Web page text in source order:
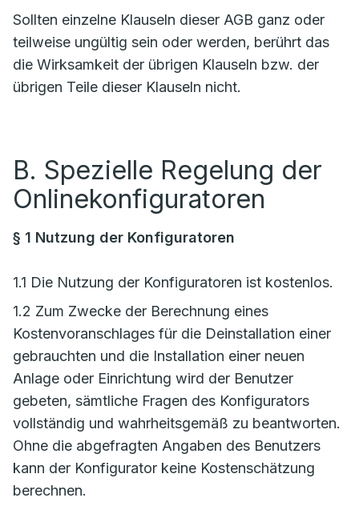
Sollten einzelne Klauseln dieser AGB ganz oder
teilweise ungültig sein oder werden, berührt das
die Wirksamkeit der übrigen Klauseln bzw. der
übrigen Teile dieser Klauseln nicht.
B. Spezielle Regelung der
Onlinekonfiguratoren
§ 1 Nutzung der Konfiguratoren
1.1 Die Nutzung der Konfiguratoren ist kostenlos.
1.2 Zum Zwecke der Berechnung eines
Kostenvoranschlages für die Deinstallation einer
gebrauchten und die Installation einer neuen
Anlage oder Einrichtung wird der Benutzer
gebeten, sämtliche Fragen des Konfigurators
vollständig und wahrheitsgemäß zu beantworten.
Ohne die abgefragten Angaben des Benutzers
kann der Konfigurator keine Kostenschätzung
berechnen.